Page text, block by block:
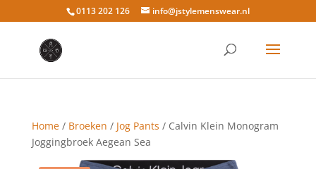
0113 202 126 info@jstylemenswear.nl
Home/ Broeken / Jog Pants / Calvin Klein Monogram
Joggingbroek Aegean Sea